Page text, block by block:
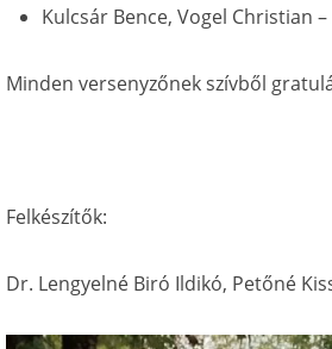
Kulcsár Bence, Vogel Christian –
Minden versenyzőnek szívből
Felkészítők:
Dr. Lengyelné Biró Ildikó, Petőné